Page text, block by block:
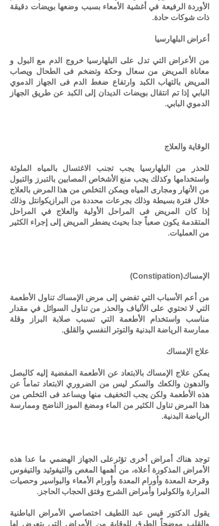
الأوردة الرفيعة في أغشية الأمعاء بسبب وضعها بويضات دقيقة
ذات شوكات حادة.
أعراض البلهارسيا
من الأعراض التي تدل على البلهارسيا خروج الدم مع البول و
معاناة المريض من سعال وحكة وتضخم فى الطحال ويصاب
المريض بالتهاب الكبد وارتفاع ضغط الدم فى الجهاز الدموي
البابي إذا تم انتقال بويضات الديدان إلى الكبد عن طريق الجهاز
الدموي البابي.
الوقاية والعلاج
للحذر من البلهارسيا يجب تجنب الاغتسال بالمياه الملوثة
واستخدامها وكذلك يجب منع الأشخاص المصابين بالتبرز والتبول
من الأنهار ومجارى المياه ويمكن التخلص من هذا المرض بالعلاج
خلال فترة بسيطة وذلك بجرعات محددة من البرازيكوانتل وذلك
إذا كان المريض فى المراحل الأولية والعلاج في المراحل
المتقدمة يكون صعباً جدا بحيث يضطر المريض إلى إجراء الكثير
من العمليات.
الإمساك(Constipation)
من أعم الأسباب التي تفضي إلى مرض الإمساك تناول الأطعمة
التي لا تحتوي على الألياف والحذر من تناول السوائل في مقدار
مناسب واستخدام الأطعمة التي تسبب صلابة البراز وقلة
ممارسة الرياضة البدنية والتوتر النفسي والقلق.
علاج الإمساك
يمكن علاج الإمساك بالابتعاد عن الأطعمة المفضية إليه كالبصل
والدهون والكعك والسكر ليس من الضروري الابتعاد تماماً عن
هذه الأطعمة ولكن يجب التخفيف منها ويساعد فى التخلص من
هذا المرض تناول الكثير من الماء ومضغ الموز الناضج وممارسة
الرياضة البدنية.
توجد هناك أمراض أخرى تؤثرعلى الجهاز الهضمي ما عدا هذه
الأمراض المذكورة أعلاه، من أهمها المغص والتيفوئيد والتيفوس
وقرحة المعدة وأورام المعدة وأورام الأمعاء والبواسير وحصيات
المرارة والكوليرا وأمراض الشرج وفتق الحجاب الحاجز.
يقول الدكتور قيس عبد اللطيف اختصاصي الأمراض الباطنية
والقلب موضحاً الطرق للوقاية من الأمراض التي يتعرض لها